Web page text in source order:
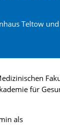
Teltow
für
als